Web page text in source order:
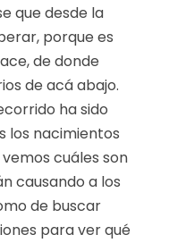
que desde la
porque es
de donde
de acá abajo.
ha sido
los nacimientos
cuáles son
causando a los
de buscar
para ver qué